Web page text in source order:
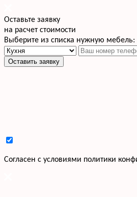
Оставьте заявку
на расчет стоимости
Выберите из списка нужную мебель:
Оставить заявку
Cогласен с условиями политики